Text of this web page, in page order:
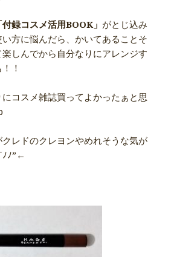
付録コスメ活用BOOK」 がとじ込み
方に悩んだら、かいてあることそ
しんでから自分なりにアレンジす
！
コスメ雑誌買ってよかったぁと思
レドのクレヨンやめれそうな気が
ﾉﾉ”←